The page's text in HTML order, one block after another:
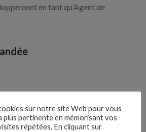
en tant qu’Agent de
sur notre site Web pour vous
plus pertinente en mémorisant vos
répétées. En cliquant sur